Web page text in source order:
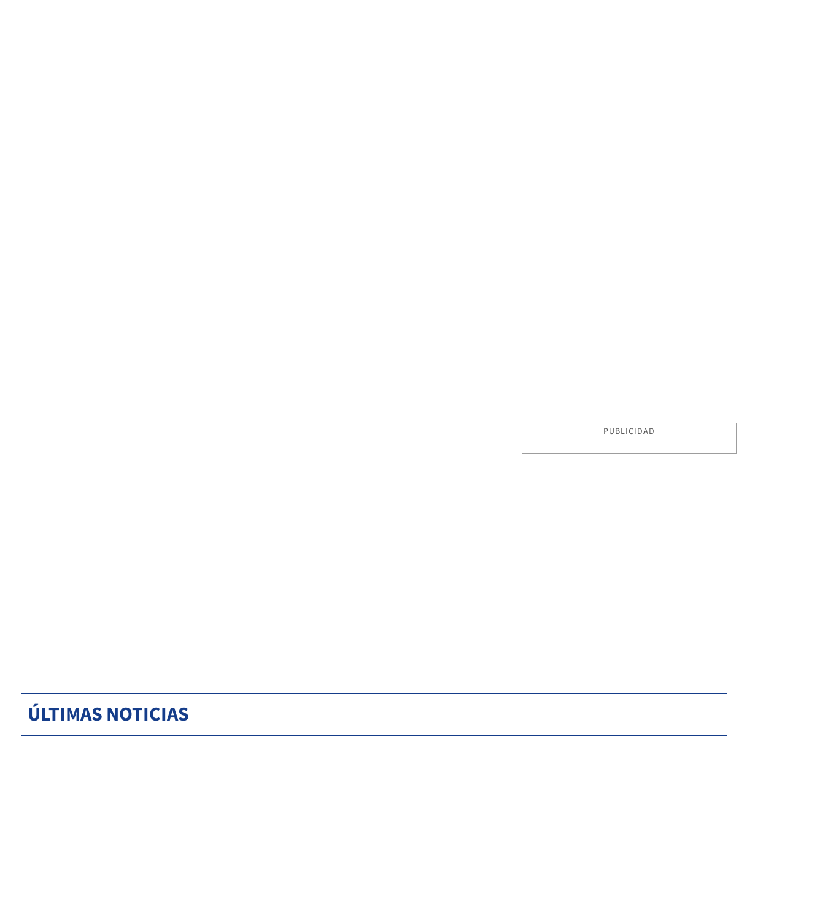
PUBLICIDAD
ÚLTIMAS NOTICIAS